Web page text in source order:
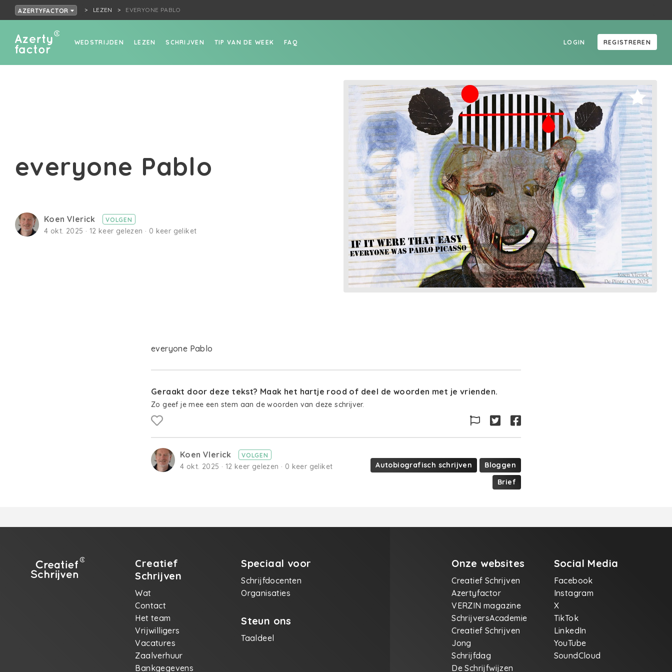
AZERTYFACTOR LEZEN EVERYONE PABLO
WEDSTRIJDEN LEZEN SCHRIJVEN TIP VAN DE WEEK FAQ LOGIN REGISTREREN
everyone Pablo
Koen Vlerick VOLGEN
4 okt. 2025 · 12 keer gelezen · 0 keer geliket
everyone Pablo
Geraakt door deze tekst? Maak het hartje rood of deel de woorden met je vrienden.
Zo geef je mee een stem aan de woorden van deze schrijver.
Koen Vlerick VOLGEN
4 okt. 2025 · 12 keer gelezen · 0 keer geliket Autobiografisch schrijven
Bloggen
Brief
Creatief
Schrijven
Wat
Contact
Het team
Vrijwilligers
Vacatures
Zaalverhuur
Bankgegevens
Speciaal voor
Schrijfdocenten
Organisaties
Steun ons
Taaldeel
Onze websites
Creatief Schrijven
Azertyfactor
VERZIN magazine
SchrijversAcademie
Creatief Schrijven
Jong
Schrijfdag
De Schrijfwijzen
Social Media
Facebook
Instagram
X
TikTok
LinkedIn
YouTube
SoundCloud